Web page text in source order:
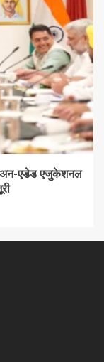
अन-एडेड एजुकेशनल